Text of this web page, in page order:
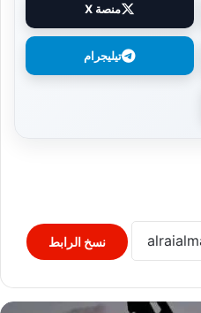
منصة X
تيليجرام
نسخ الرابط